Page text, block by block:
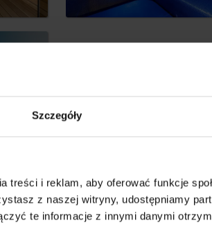
Szczegóły
treści i reklam, aby oferować funkcje
z naszej witryny, udostępniamy
te informacje z innymi danymi